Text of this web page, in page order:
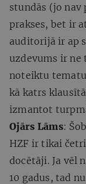
stundās (jo nav
prakses, bet ir
auditorijā ir ap
uzdevums ir ne
noteiktu
kā katrs
izmantot
Ojārs Lāms:
HZF ir tikai
docētāji. Ja vēl
10 gadus, tad